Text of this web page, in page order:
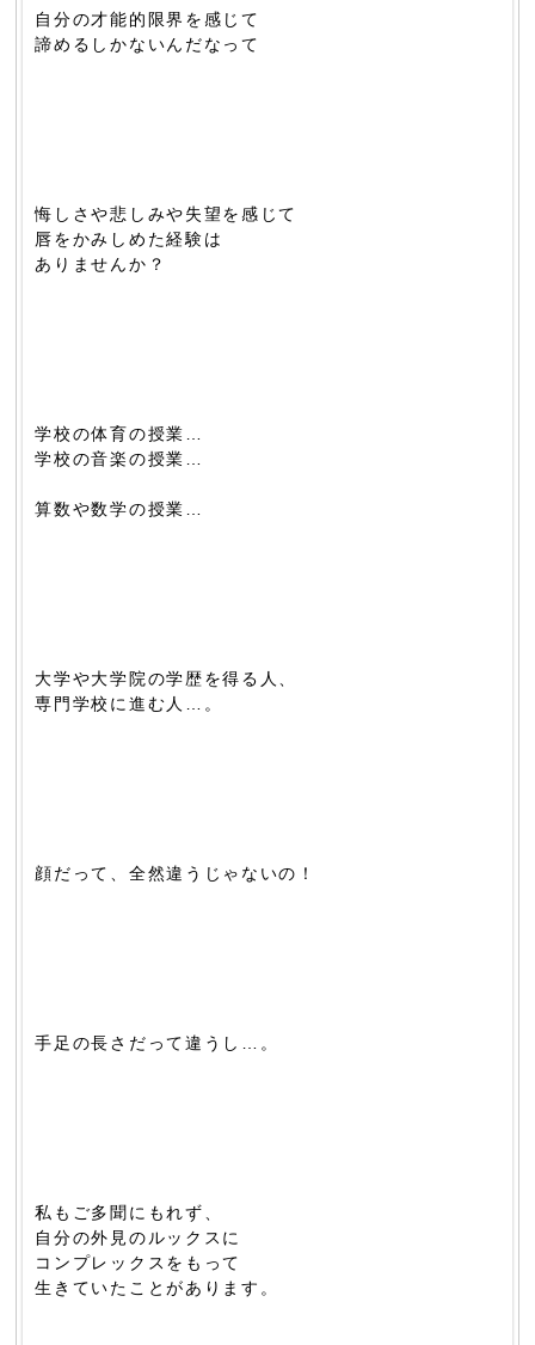
自分の才能的限界を感じて
諦めるしかないんだなって
悔しさや悲しみや失望を感じて
唇をかみしめた経験は
ありませんか？
学校の体育の授業…
学校の音楽の授業…
算数や数学の授業…
大学や大学院の学歴を得る人、
専門学校に進む人…。
顔だって、全然違うじゃないの！
手足の長さだって違うし…。
私もご多聞にもれず、
自分の外見のルックスに
コンプレックスをもって
生きていたことがあります。